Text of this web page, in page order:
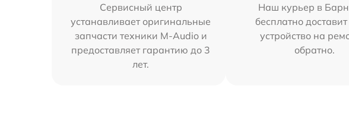
Сервисный центр
устанавливает оригинальные
запчасти техники M-Audio и
предоставляет гарантию до 3
лет.
Наш курьер в
бесплатно
устройство на
обратно.